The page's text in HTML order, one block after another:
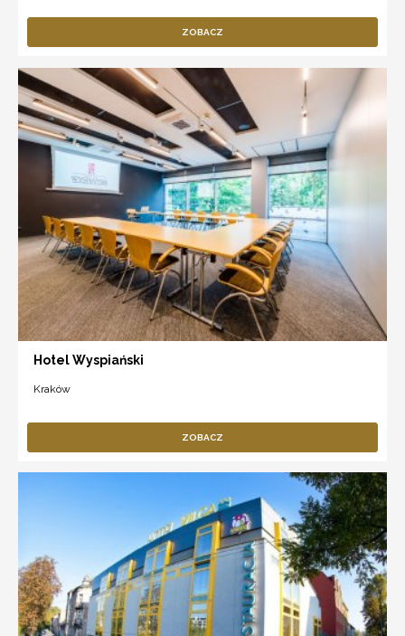
ZOBACZ
Hotel Wyspiański
Kraków
ZOBACZ